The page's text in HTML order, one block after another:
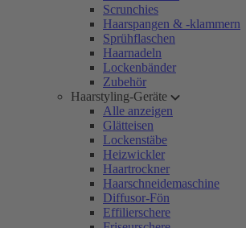
Scrunchies
Haarspangen & -klammern
Sprühflaschen
Haarnadeln
Lockenbänder
Zubehör
Haarstyling-Geräte
Alle anzeigen
Glätteisen
Lockenstäbe
Heizwickler
Haartrockner
Haarschneidemaschine
Diffusor-Fön
Effilierschere